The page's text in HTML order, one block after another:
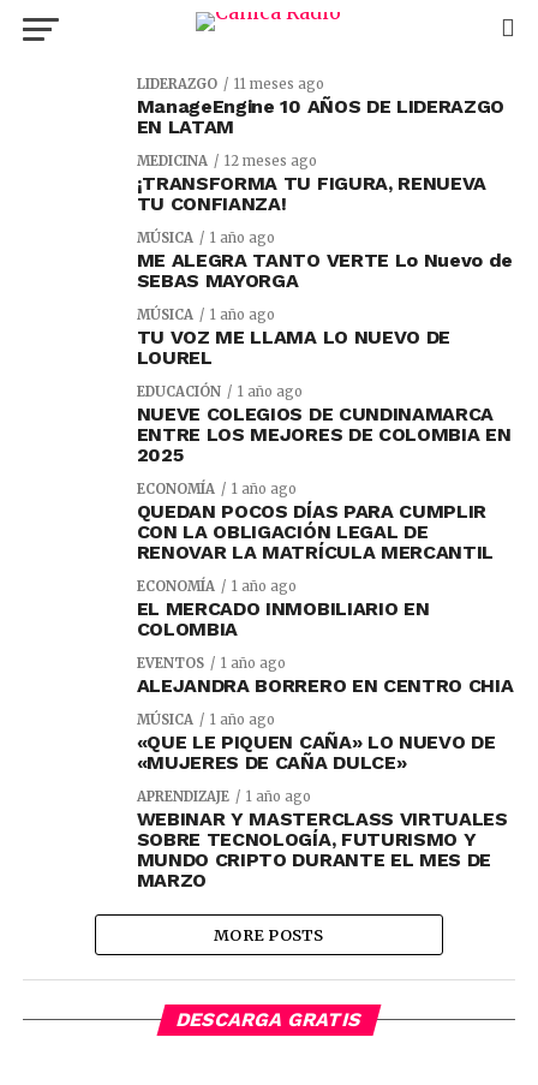
LIDERAZGO 11 meses ago
ManageEngine 10 AÑOS DE LIDERAZGO
EN LATAM
MEDICINA 12 meses ago
¡TRANSFORMA TU FIGURA, RENUEVA
TU CONFIANZA!
MÚSICA 1 año ago
ME ALEGRA TANTO VERTE Lo Nuevo de
SEBAS MAYORGA
MÚSICA 1 año ago
TU VOZ ME LLAMA LO NUEVO DE
LOUREL
EDUCACIÓN 1 año ago
NUEVE COLEGIOS DE CUNDINAMARCA
ENTRE LOS MEJORES DE COLOMBIA EN
2025
ECONOMÍA 1 año ago
QUEDAN POCOS DÍAS PARA CUMPLIR
CON LA OBLIGACIÓN LEGAL DE
RENOVAR LA MATRÍCULA MERCANTIL
ECONOMÍA 1 año ago
EL MERCADO INMOBILIARIO EN
COLOMBIA
EVENTOS 1 año ago
ALEJANDRA BORRERO EN CENTRO CHIA
MÚSICA 1 año ago
«QUE LE PIQUEN CAÑA» LO NUEVO DE
«MUJERES DE CAÑA DULCE»
APRENDIZAJE 1 año ago
WEBINAR Y MASTERCLASS VIRTUALES
SOBRE TECNOLOGÍA, FUTURISMO Y
MUNDO CRIPTO DURANTE EL MES DE
MARZO
MORE POSTS
DESCARGA GRATIS